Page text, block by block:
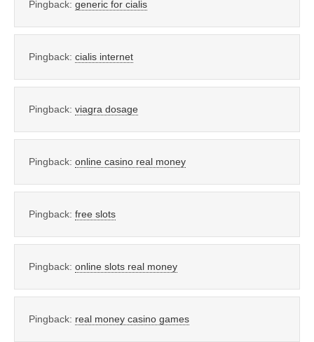
Pingback: generic for cialis
Pingback: cialis internet
Pingback: viagra dosage
Pingback: online casino real money
Pingback: free slots
Pingback: online slots real money
Pingback: real money casino games